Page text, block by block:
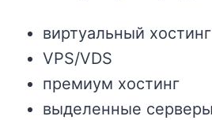
виртуальный хостинг
VPS/VDS
премиум хостинг
выделенные серверы